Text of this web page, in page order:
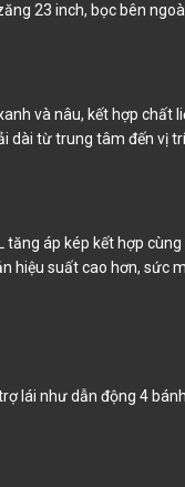
23 inch, bọc bên
và nâu, kết hợp
dài từ trung tâm đến vị
tăng áp kép kết hợp
hiệu suất cao hơn,
lái như dẫn động 4